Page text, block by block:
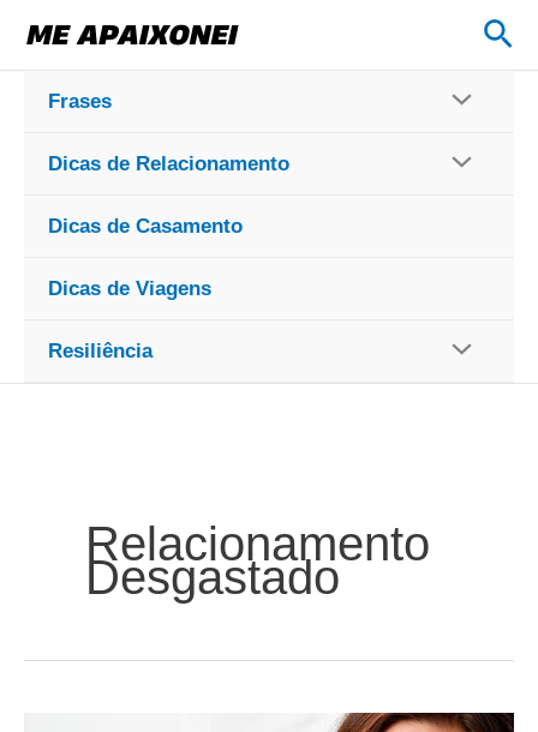
para
conteúdo
Frases
Dicas de Relacionamento
Dicas de Casamento
Dicas de Viagens
Resiliência
Relacionamento
Desgastado